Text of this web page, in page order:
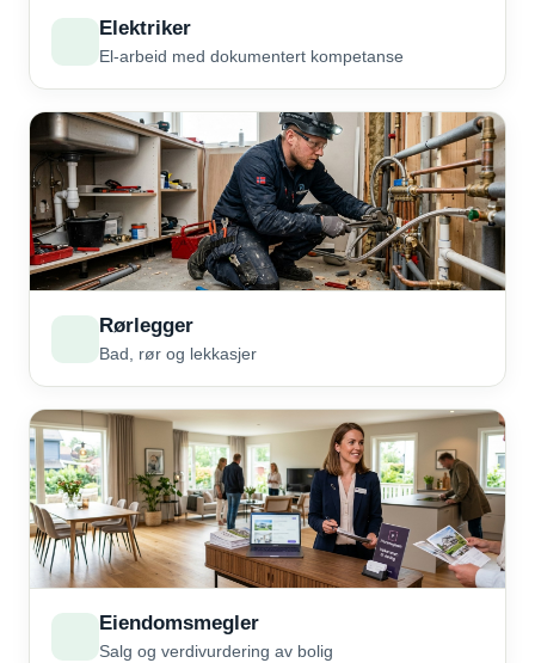
Elektriker
El-arbeid med dokumentert kompetanse
Rørlegger
Bad, rør og lekkasjer
Eiendomsmegler
Salg og verdivurdering av bolig